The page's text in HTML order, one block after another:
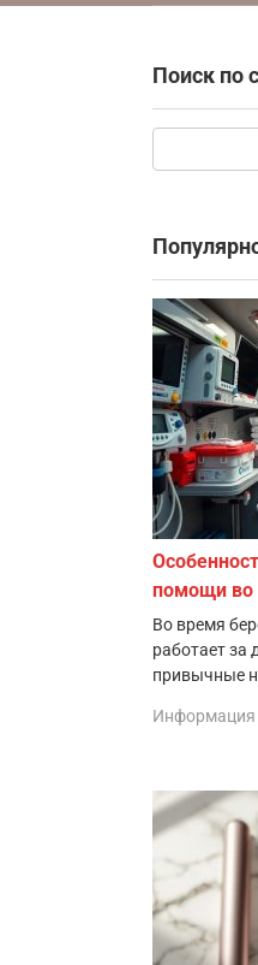
Поиск по
помощи во
Во время
работает за
привычные
Информация